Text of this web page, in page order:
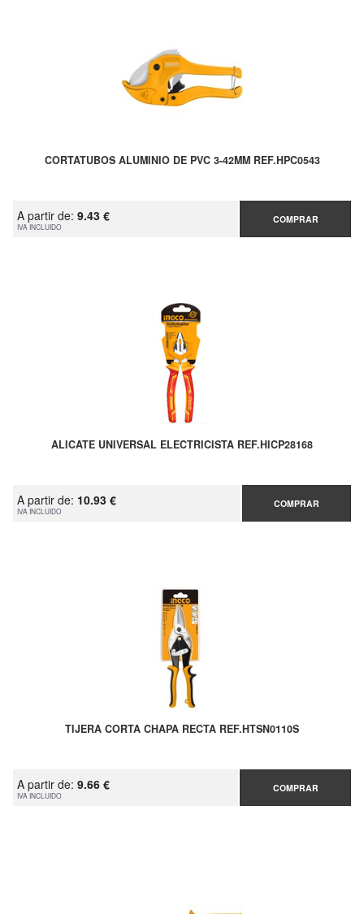
CORTATUBOS ALUMINIO DE PVC 3-42MM REF.HPC0543
A partir de: 9.43 €
IVA INCLUIDO
COMPRAR
ALICATE UNIVERSAL ELECTRICISTA REF.HICP28168
A partir de: 10.93 €
IVA INCLUIDO
COMPRAR
TIJERA CORTA CHAPA RECTA REF.HTSN0110S
A partir de: 9.66 €
IVA INCLUIDO
COMPRAR